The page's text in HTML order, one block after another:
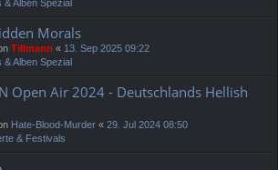
& Alben Spezial
Morals
Tillmann « 13. Sep 2025 09:22
& Alben Spezial
Open Air 2024 - Deutschlands Hellish
Hate-Blood-Murder « 29. Jul 2024 08:50
& Festivals